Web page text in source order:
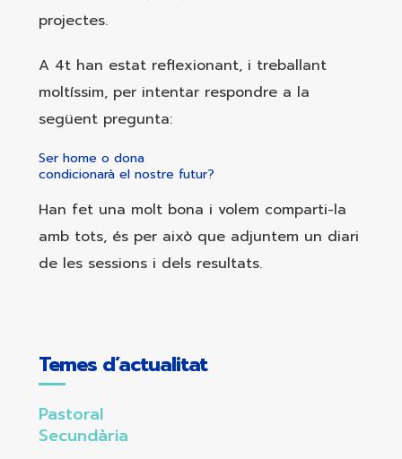
projectes.
A 4t han estat reflexionant, i treballant
moltíssim, per intentar respondre a la
següent pregunta:
Ser home o dona
condicionarà el nostre futur?
Han fet una molt bona i volem comparti-la
amb tots, és per això que adjuntem un diari
de les sessions i dels resultats.
Temes d’actualitat
Pastoral
Secundària